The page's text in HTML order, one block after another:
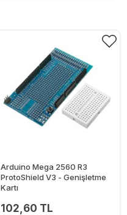
Arduino Mega 2560 R3
ProtoShield V3 - Genişletme
Kartı
102,60 TL